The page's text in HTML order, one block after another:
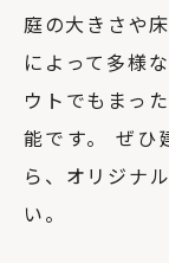
庭の大きさや
によって多様
ウトでもまっ
能です。 ぜひ
ら、オリジナ
い。